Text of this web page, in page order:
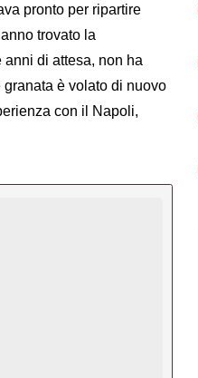
pronto per ripartire
trovato la
di attesa, non ha
è volato di nuovo
con il Napoli,